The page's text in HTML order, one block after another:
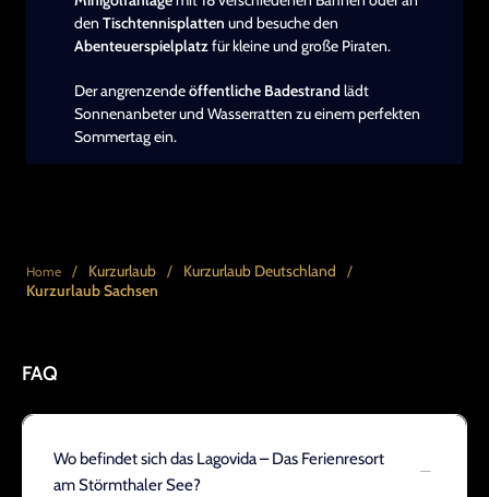
den Tischtennisplatten und besuche den
Abenteuerspielplatzfür kleine und große Piraten.
Der angrenzendeöffentliche Badestrand lädt
Sonnenanbeter und Wasserratten zu einem perfekten
Sommertag ein.
Home / Kurzurlaub / Kurzurlaub Deutschland
/
Kurzurlaub Sachsen
FAQ
Wo befindet sich das Lagovida – Das Ferienresort
am Störmthaler See?